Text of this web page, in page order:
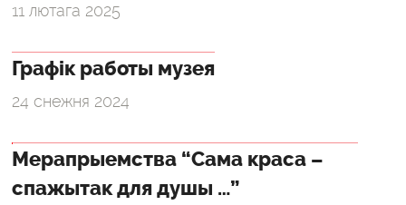
11 лютага 2025
Графік работы музея
24 снежня 2024
Мерапрыемства “Сама краса –
спажытак для душы …”